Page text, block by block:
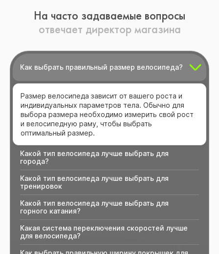
На часто задаваемые вопросы
отвечает директор магазина
Как выбрать правильный размер велосипеда?
Размер велосипеда зависит от вашего роста и
индивидуальных параметров тела. Обычно для
выбора размера необходимо измерить свой рост
и велосипедную раму, чтобы выбрать
оптимальный размер.
Какой тип велосипеда лучше выбрать для
города?
Какой тип велосипеда лучше выбрать для
тренировок
Какой тип велосипеда лучше выбрать для
горного катания?
Какая система переключения скоростей лучше
для велосипеда?